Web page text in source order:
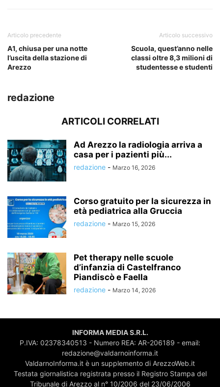
Articolo precedente
A1, chiusa per una notte
l’uscita della stazione di
Arezzo
Articolo successivo
Scuola, quest’anno nelle
classi oltre 8,3 milioni di
studentesse e studenti
redazione
ARTICOLI CORRELATI
Ad Arezzo la radiologia arriva a
casa per i pazienti più...
redazione - Marzo 16, 2026
Corso gratuito per la sicurezza in
età pediatrica alla Gruccia
redazione - Marzo 15, 2026
Pet therapy nelle scuole
d’infanzia di Castelfranco
Piandiscò e Faella
redazione - Marzo 14, 2026
INFORMA MEDIA S.R.L.
P.IVA: 02378340513 - Numero REA: AR-206189 - email:
redazione@valdarnoinforma.it
ValdarnoInforma.it è un supplemento di ArezzoWeb.it
Testata giornalistica registrata presso il Registro Stampa del
Tribunale di Arezzo al n° 10/2006 del 23/06/2006